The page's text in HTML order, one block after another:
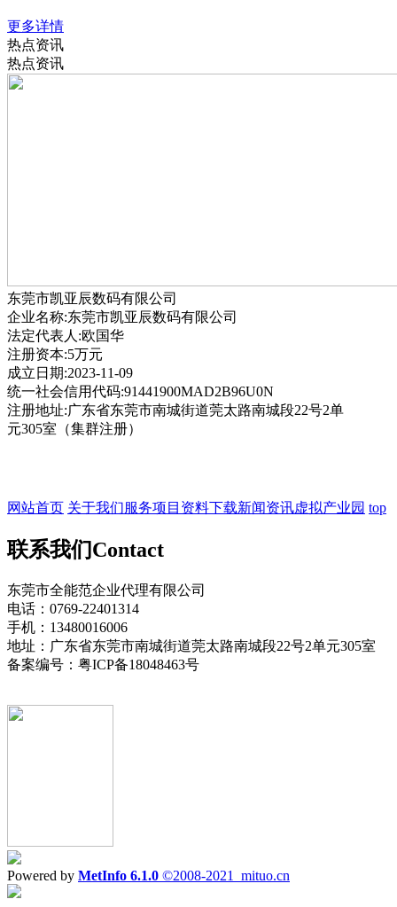
更多详情
热点资讯
热点资讯
东莞市凯亚辰数码有限公司
企业名称:东莞市凯亚辰数码有限公司
法定代表人:欧国华
注册资本:5万元
成立日期:2023-11-09
统一社会信用代码:91441900MAD2B96U0N
注册地址:广东省东莞市南城街道莞太路南城段22号2单
元305室（集群注册）
网站首页 关于我们服务项目 资料下载新闻资讯虚拟产业园 top
联系我们Contact
东莞市全能范企业代理有限公司
电话：0769-22401314
手机：13480016006
地址：广东省东莞市南城街道莞太路南城段22号2单元305室
备案编号：粤ICP备18048463号
Powered by MetInfo 6.1.0 ©2008-2021 mituo.cn